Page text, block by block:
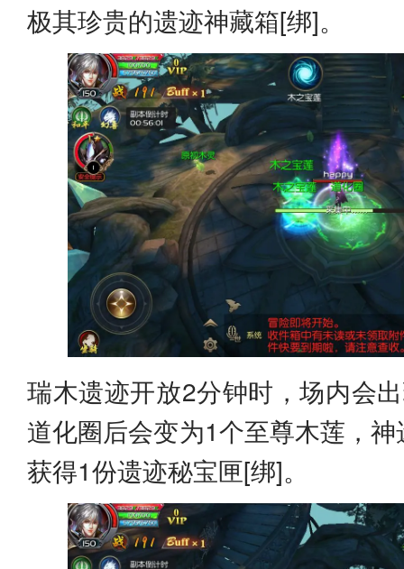
极其珍贵的遗迹神藏箱[绑]。
瑞木遗迹开放2分钟时，场内会
道化圈后会变为1个至尊木莲，
获得1份遗迹秘宝匣[绑]。